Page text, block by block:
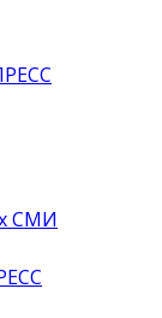
СМИ